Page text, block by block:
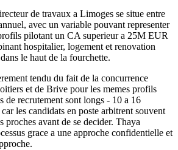
de travaux a Limoges se situe entre
avec un variable pouvant representer
pilotant un CA superieur a 25M EUR
hospitalier, logement et renovation
le haut de la fourchette.
tendu du fait de la concurrence
et de Brive pour les memes profils
de recrutement sont longs - 10 a 16
les candidats en poste arbitrent souvent
proches avant de se decider. Thaya
grace a une approche confidentielle et